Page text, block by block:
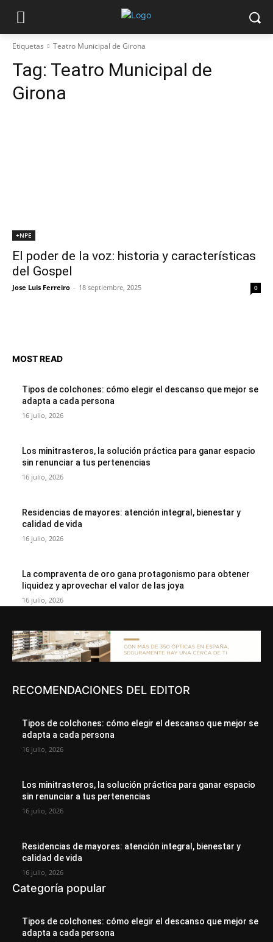
Etiquetas Teatro Municipal de Girona
Tag: Teatro Municipal de
Girona
+NPE
El poder de la voz: historia y características
del Gospel
Jose Luis Ferreiro - 18 septiembre, 2025 0
MOST READ
Tipos de colchones: cómo elegir el descanso que mejor se
adapta a cada persona
16 julio, 2026
Los minitrasteros, la solución práctica para ganar espacio
sin renunciar a tus pertenencias
16 julio, 2026
Residencias de mayores: atención integral, bienestar y
calidad de vida
16 julio, 2026
La compraventa de oro gana protagonismo para obtener
liquidez y aprovechar el valor de las joya
16 julio, 2026
RECOMENDACIONES DEL EDITOR
Tipos de colchones: cómo elegir el descanso que mejor se
adapta a cada persona
16 julio, 2026
Los minitrasteros, la solución práctica para ganar espacio
sin renunciar a tus pertenencias
16 julio, 2026
Residencias de mayores: atención integral, bienestar y
calidad de vida
16 julio, 2026
Categoría popular
Tipos de colchones: cómo elegir el descanso que mejor se
adapta a cada persona